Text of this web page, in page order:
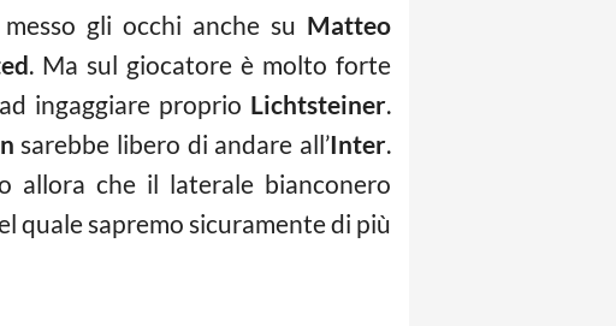
gli occhi anche su Matteo
. Ma sul giocatore è molto forte
ingaggiare proprio Lichtsteiner.
sarebbe libero di andare all’Inter.
allora che il laterale bianconero
quale sapremo sicuramente di più